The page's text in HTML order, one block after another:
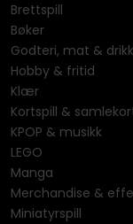
Brettspill
Bøker
Godteri, mat &
Hobby & fritid
Klær
Kortspill &
KPOP & musikk
LEGO
Manga
Merchandise &
Miniatyrspill